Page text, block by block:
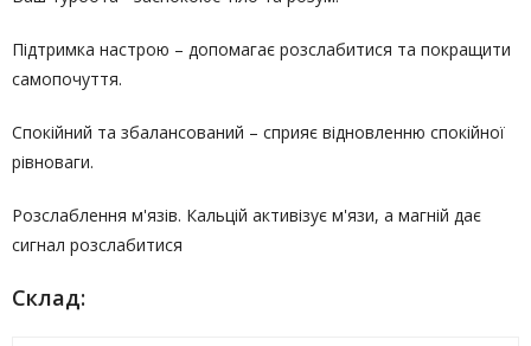
Підтримка настрою – допомагає розслабитися та покращити
самопочуття.
Спокійний та збалансований – сприяє відновленню спокійної
рівноваги.
Розслаблення м'язів. Кальцій активізує м'язи, а магній дає
сигнал розслабитися
Склад: